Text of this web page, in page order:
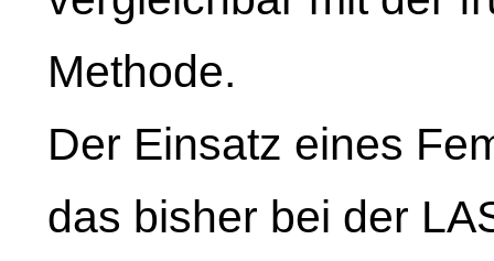
Methode.
Der Einsatz eines
das bisher bei der